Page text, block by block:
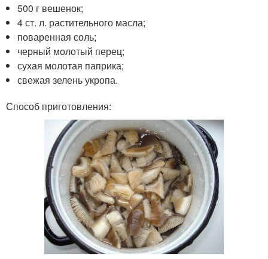
500 г вешенок;
4 ст. л. растительного масла;
поваренная соль;
черный молотый перец;
сухая молотая паприка;
свежая зелень укропа.
Способ приготовления: